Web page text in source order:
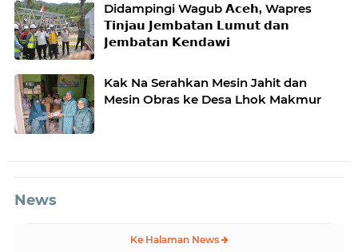
Didampingi Wagub 𝗔𝗰𝗲𝗵, Wapres
𝗧𝗶𝗻𝗷𝗮𝘂 𝗝𝗲𝗺𝗯𝗮𝘁𝗮𝗻 𝗟𝘂𝗺𝘂𝘁 𝗱𝗮𝗻
𝗝𝗲𝗺𝗯𝗮𝘁𝗮𝗻 𝗞𝗲𝗻𝗱𝗮𝘄𝗶
Kak Na Serahkan Mesin Jahit dan
Mesin Obras ke Desa Lhok Makmur
News
Ke Halaman News